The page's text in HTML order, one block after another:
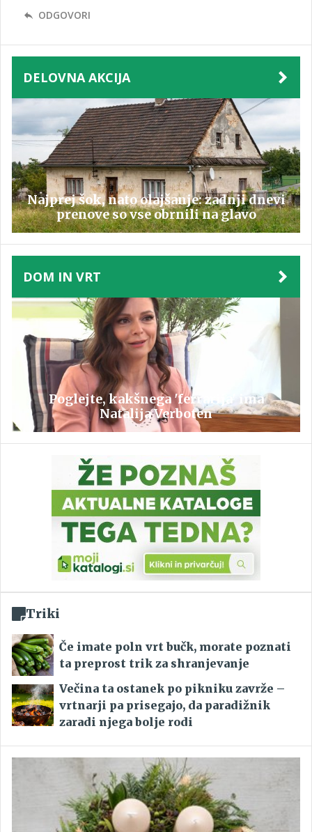
ODGOVORI
DELOVNA AKCIJA
Najprej šok, nato olajšanje: zadnji dnevi
prenove so vse obrnili na glavo
DOM IN VRT
Poglejte, kakšnega 'ferrarija' ima
Natalija Verboten
Triki
Če imate poln vrt bučk, morate poznati
ta preprost trik za shranjevanje
Večina ta ostanek po pikniku zavrže –
vrtnarji pa prisegajo, da paradižnik
zaradi njega bolje rodi